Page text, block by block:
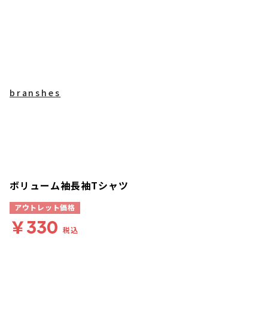
branshes
ボリューム袖長袖Tシャツ
アウトレット価格
￥330 税込